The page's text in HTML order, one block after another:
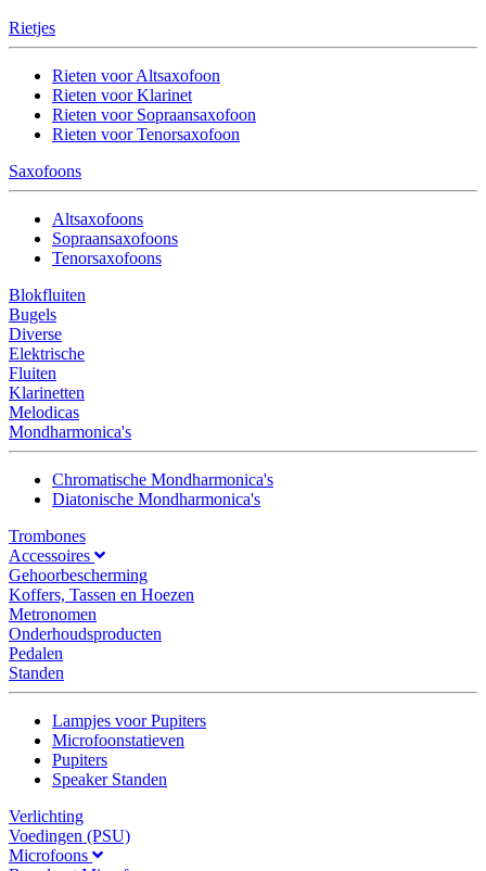
Rietjes
Rieten voor Altsaxofoon
Rieten voor Klarinet
Rieten voor Sopraansaxofoon
Rieten voor Tenorsaxofoon
Saxofoons
Altsaxofoons
Sopraansaxofoons
Tenorsaxofoons
Blokfluiten
Bugels
Diverse
Elektrische
Fluiten
Klarinetten
Melodicas
Mondharmonica's
Chromatische Mondharmonica's
Diatonische Mondharmonica's
Trombones
Accessoires
Gehoorbescherming
Koffers, Tassen en Hoezen
Metronomen
Onderhoudsproducten
Pedalen
Standen
Lampjes voor Pupiters
Microfoonstatieven
Pupiters
Speaker Standen
Verlichting
Voedingen (PSU)
Microfoons